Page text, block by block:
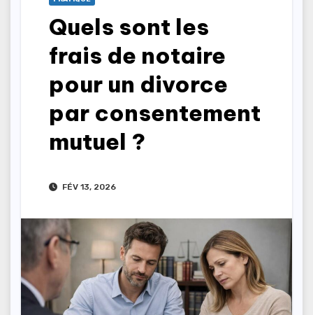
Quels sont les
frais de notaire
pour un divorce
par consentement
mutuel ?
FÉV 13, 2026